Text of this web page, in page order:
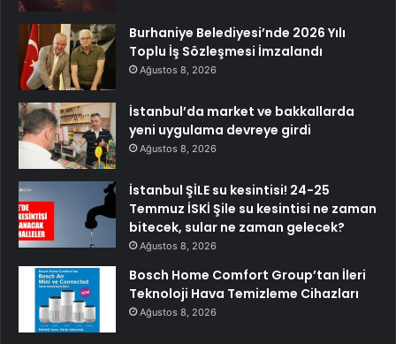
Burhaniye Belediyesi’nde 2026 Yılı
Toplu İş Sözleşmesi İmzalandı
Ağustos 8, 2026
İstanbul’da market ve bakkallarda
yeni uygulama devreye girdi
Ağustos 8, 2026
İstanbul ŞİLE su kesintisi! 24-25
Temmuz İSKİ Şile su kesintisi ne zaman
bitecek, sular ne zaman gelecek?
Ağustos 8, 2026
Bosch Home Comfort Group’tan İleri
Teknoloji Hava Temizleme Cihazları
Ağustos 8, 2026